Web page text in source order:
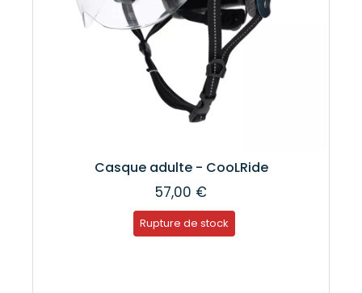
Casque adulte - CooLRide
57,00 €
Rupture de stock